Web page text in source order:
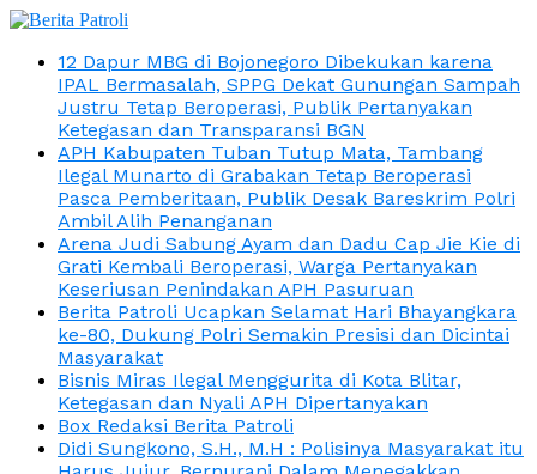
12 Dapur MBG di Bojonegoro Dibekukan karena
IPAL Bermasalah, SPPG Dekat Gunungan Sampah
Justru Tetap Beroperasi, Publik Pertanyakan
Ketegasan dan Transparansi BGN
APH Kabupaten Tuban Tutup Mata, Tambang
Ilegal Munarto di Grabakan Tetap Beroperasi
Pasca Pemberitaan, Publik Desak Bareskrim Polri
Ambil Alih Penanganan
Arena Judi Sabung Ayam dan Dadu Cap Jie Kie di
Grati Kembali Beroperasi, Warga Pertanyakan
Keseriusan Penindakan APH Pasuruan
Berita Patroli Ucapkan Selamat Hari Bhayangkara
ke-80, Dukung Polri Semakin Presisi dan Dicintai
Masyarakat
Bisnis Miras Ilegal Menggurita di Kota Blitar,
Ketegasan dan Nyali APH Dipertanyakan
Box Redaksi Berita Patroli
Didi Sungkono, S.H., M.H : Polisinya Masyarakat itu